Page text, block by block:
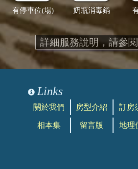
有停車位(場) 奶瓶消毒鍋
詳細服務說明，請參閱
Links
關於我們 房型介紹 訂房
相本集 留言版 地理